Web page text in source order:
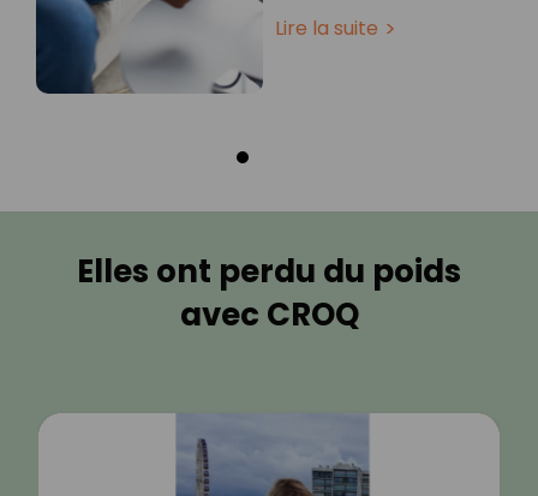
Lire la suite
Elles ont perdu du poids
avec CROQ